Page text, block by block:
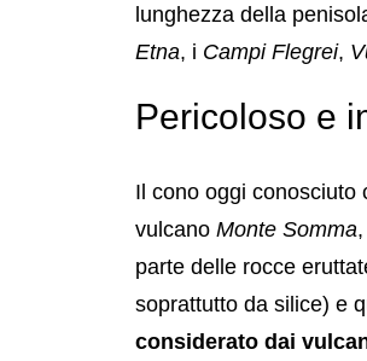
lunghezza della
Etna, i Campi Flegrei,
Pericoloso e
Il cono oggi conosciuto
vulcano Monte Somma
parte delle rocce
soprattutto da silice) e
considerato dai